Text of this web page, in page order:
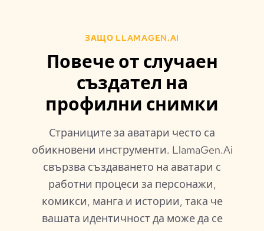
ЗАЩО LLAMAGEN.AI
Повече от случаен
създател на
профилни снимки
Страниците за аватари често са
обикновени инструменти. LlamaGen.Ai
свързва създаването на аватари с
работни процеси за персонажи,
комикси, манга и истории, така че
вашата идентичност да може да се